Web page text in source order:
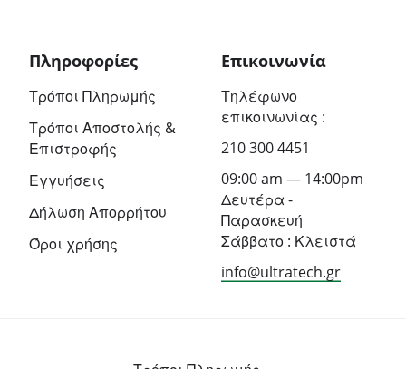
Πληροφορίες
Τρόποι Πληρωμής
Τρόποι Αποστολής &
Επιστροφής
Εγγυήσεις
Δήλωση Απορρήτου
Όροι χρήσης
Επικοινωνία
Τηλέφωνο
επικοινωνίας :
210 300 4451
09:00 am — 14:00pm
Δευτέρα -
Παρασκευή
Σάββατο : Κλειστά
info@ultratech.gr